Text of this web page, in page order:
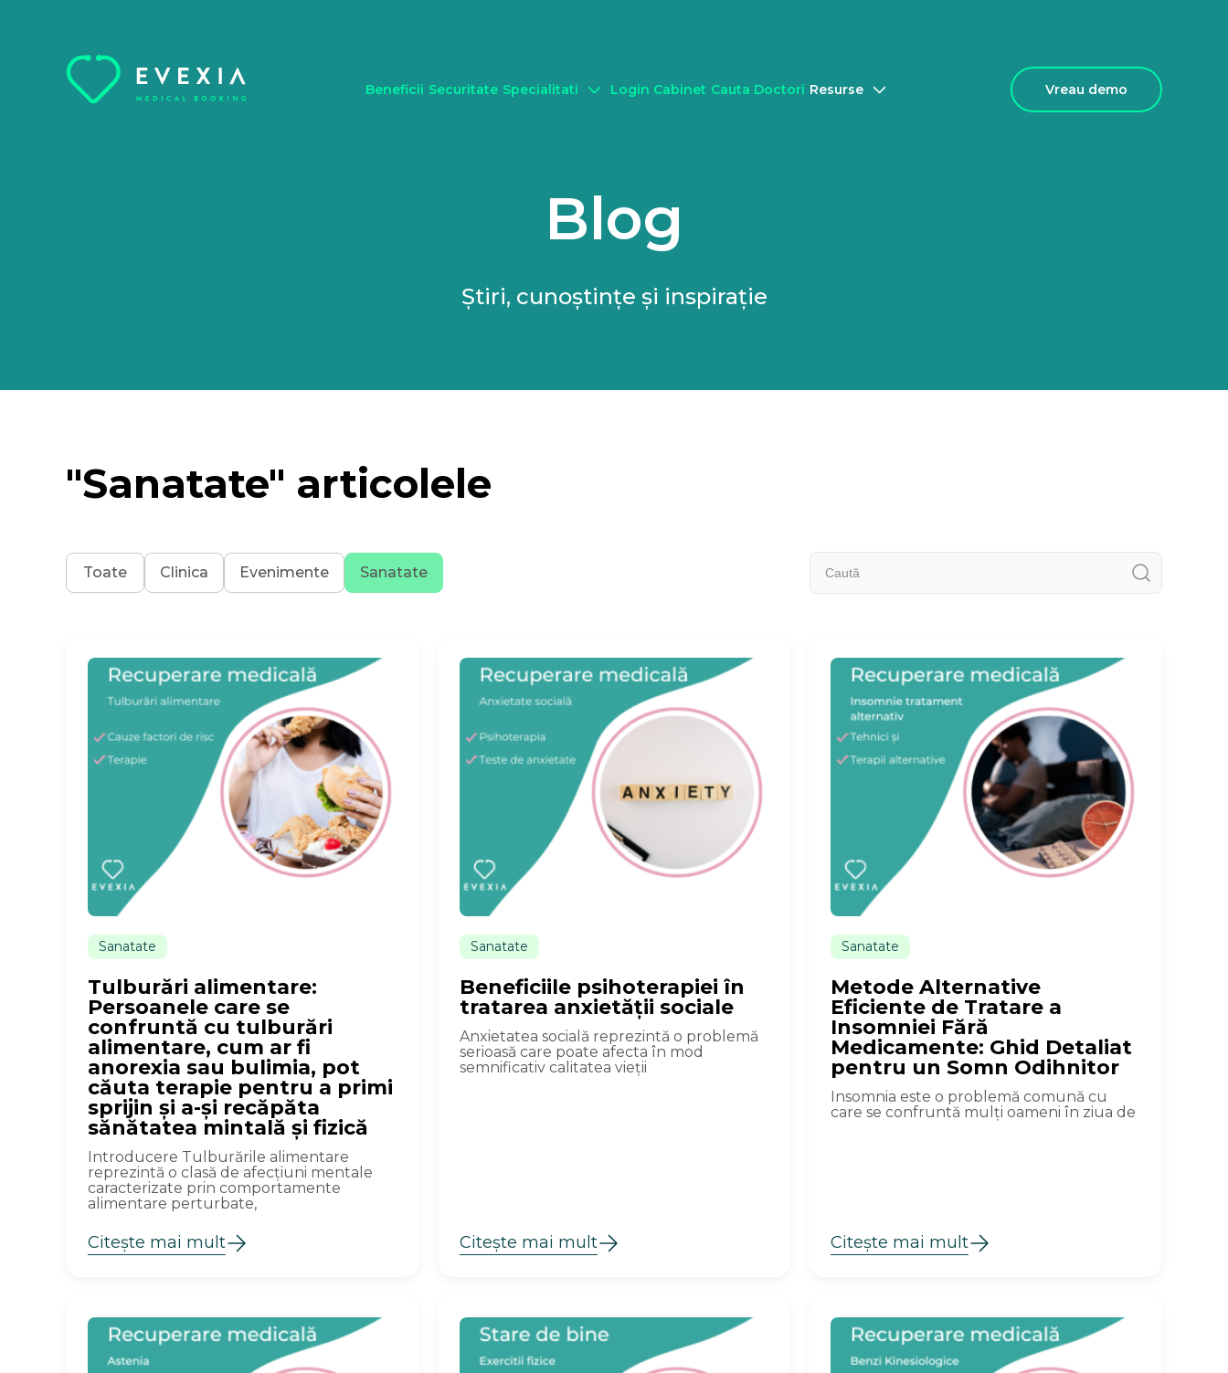
Beneficii Securitate Specialitati Login Cabinet Cauta Doctori Resurse Vreau demo
Blog
Știri, cunoștințe și inspirație
"Sanatate" articolele
Toate Clinica Evenimente Sanatate
Caută
după:
Sanatate
Tulburări alimentare:
Persoanele care se
confruntă cu tulburări
alimentare, cum ar fi
anorexia sau bulimia, pot
căuta terapie pentru a primi
sprijin și a-și recăpăta
sănătatea mintală și fizică
Introducere Tulburările alimentare
reprezintă o clasă de afecțiuni mentale
caracterizate prin comportamente
alimentare perturbate,
Citește mai mult
Sanatate
Beneficiile psihoterapiei în
tratarea anxietății sociale
Anxietatea socială reprezintă o problemă
serioasă care poate afecta în mod
semnificativ calitatea vieții
Citește mai mult
Sanatate
Metode Alternative
Eficiente de Tratare a
Insomniei Fără
Medicamente: Ghid Detaliat
pentru un Somn Odihnitor
Insomnia este o problemă comună cu
care se confruntă mulți oameni în ziua de
Citește mai mult